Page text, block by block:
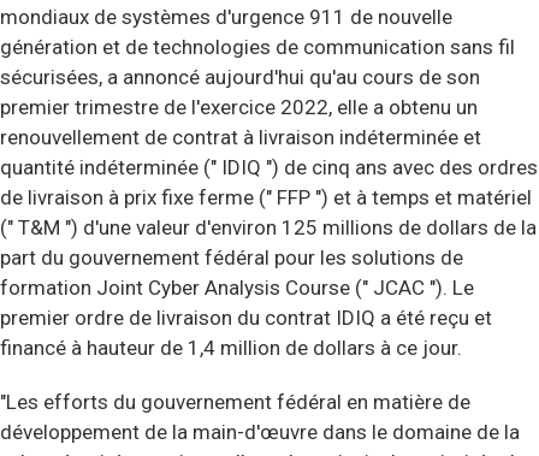
mondiaux de systèmes d'urgence 911 de nouvelle
génération et de technologies de communication sans fil
sécurisées, a annoncé aujourd'hui qu'au cours de son
premier trimestre de l'exercice 2022, elle a obtenu un
renouvellement de contrat à livraison indéterminée et
quantité indéterminée (" IDIQ ") de cinq ans avec des ordres
de livraison à prix fixe ferme (" FFP ") et à temps et matériel
(" T&M ") d'une valeur d'environ 125 millions de dollars de la
part du gouvernement fédéral pour les solutions de
formation Joint Cyber Analysis Course (" JCAC "). Le
premier ordre de livraison du contrat IDIQ a été reçu et
financé à hauteur de 1,4 million de dollars à ce jour.
"Les efforts du gouvernement fédéral en matière de
développement de la main-d'œuvre dans le domaine de la